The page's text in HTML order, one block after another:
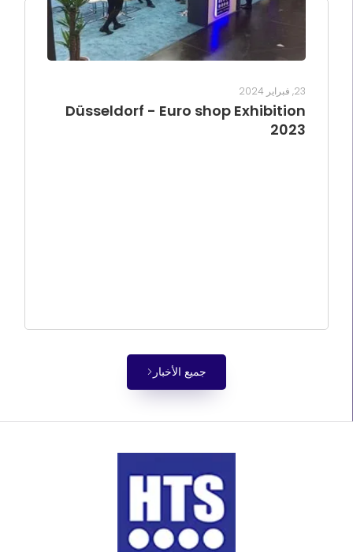
23, فبراير 2024
Düsseldorf - Euro shop Exhibition
2023
جميع الأخبار